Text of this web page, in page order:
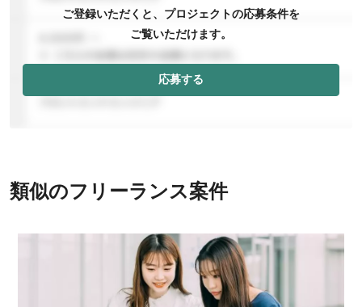
ご登録いただくと、プロジェクトの応募条件を
ご覧いただけます。
応募する
類似のフリーランス案件